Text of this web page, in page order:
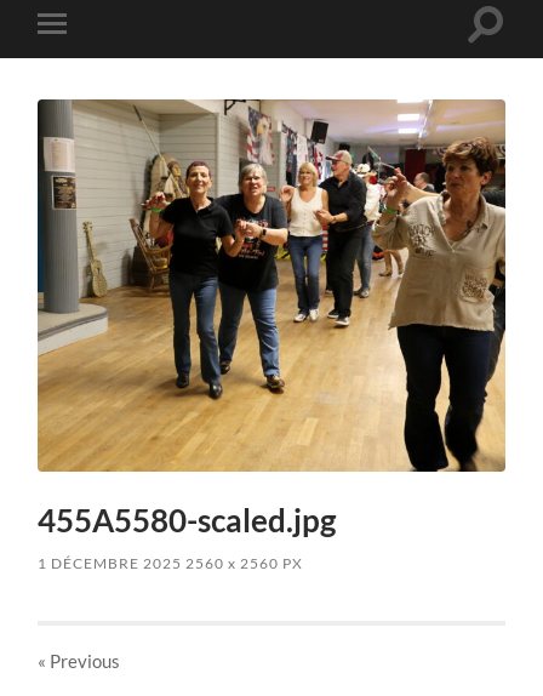
Toggle
mobile
Toggle
455A5580-scaled.jpg
1 DÉCEMBRE 2025 2560x 2560 PX
« Previous